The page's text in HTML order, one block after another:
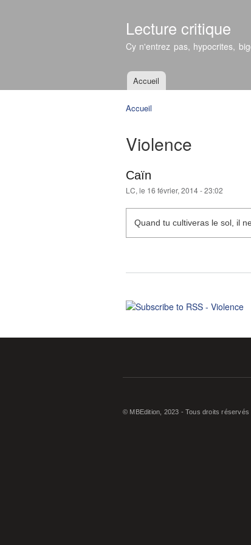
Lecture critique
Cy n'entrez pas, hypocrites,
Menu principal
Accueil
Accueil
Violence
Caïn
LC, le 16 février, 2014 - 23:02
Quand tu cultiveras le sol, il
© MBEdition, 2023 - Tous droits réservés